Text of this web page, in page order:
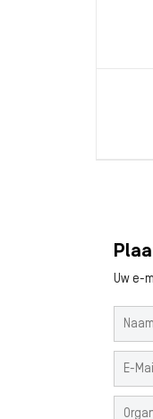
Uw e-